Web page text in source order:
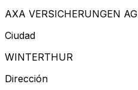
AXA VERSICHERUNGEN AG
Ciudad
WINTERTHUR
Dirección